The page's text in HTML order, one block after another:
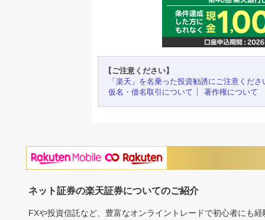
【ご注意ください】
「楽天」を名乗った投資勧誘にご注意くださ
仮名・借名取引について
著作権について
ネット証券の楽天証券についてのご紹介
FXや投資信託など、豊富なオンライントレードで初心者にも